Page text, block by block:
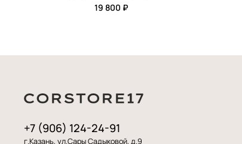
19 800 ₽
+7 (906) 124-24-91
г.Казань, ул.Сары Садыковой, д.9